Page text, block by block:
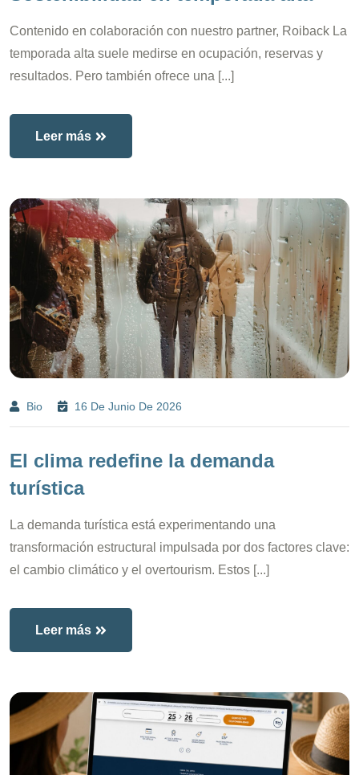
Contenido en colaboración con nuestro partner, Roiback La
temporada alta suele medirse en ocupación, reservas y
resultados. Pero también ofrece una [...]
Leer más
Bio 16 De Junio De 2026
El clima redefine la demanda
turística
La demanda turística está experimentando una
transformación estructural impulsada por dos factores clave:
el cambio climático y el overtourism. Estos [...]
Leer más